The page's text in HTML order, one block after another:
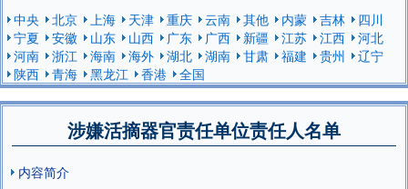
中央 北京 上海 天津 重庆 云南 其他 内蒙 吉林
四川
宁夏
安徽 山东 山西 广东 广西 新疆 江苏 江西
河北
河南
浙江 海南 海外 湖北 湖南 甘肃 福建 贵州
辽宁
陕西
青海 黑龙江 香港 全国
涉嫌活摘器官责任单位责任人名单
内容简介